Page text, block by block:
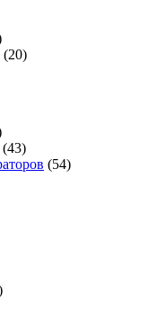
(20)
(43)
(54)